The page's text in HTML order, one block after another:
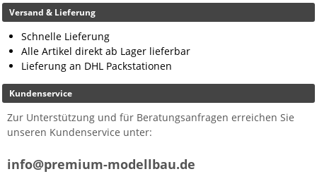
Versand & Lieferung
Schnelle Lieferung
Alle Artikel direkt ab Lager lieferbar
Lieferung an DHL Packstationen
Kundenservice
Zur Unterstützung und für Beratungsanfragen erreichen Sie
unseren Kundenservice unter:
info@premium-modellbau.de